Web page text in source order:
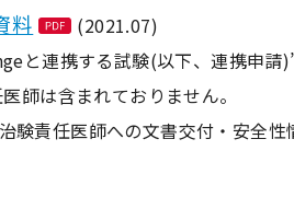
料
(2021.07)
と連携する試験(以下、連携申請
は含まれておりません。
責任医師への文書交付・安全性